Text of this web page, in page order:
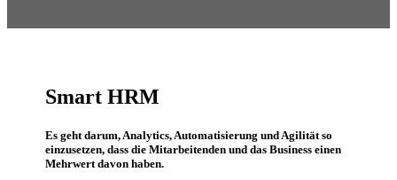
Smart HRM
Es geht darum, Analytics, Automatisierung und Agilität so
einzusetzen, dass die Mitarbeitenden und das Business einen
Mehrwert davon haben.